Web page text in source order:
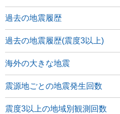
過去の地震履歴
過去の地震履歴(震度3以上)
海外の大きな地震
震源地ごとの地震発生回数
震度3以上の地域別観測回数